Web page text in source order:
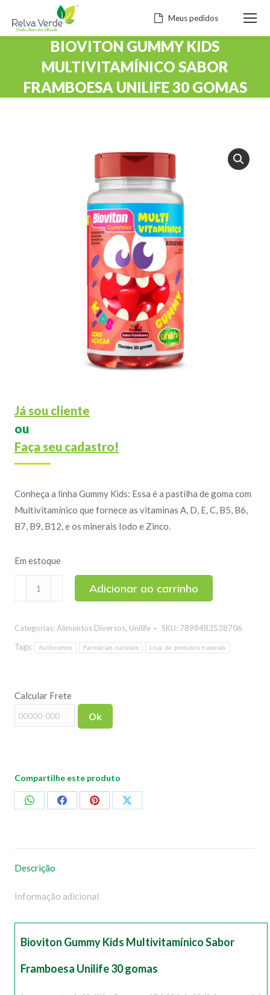
Meus pedidos
BIOVITON GUMMY KIDS
MULTIVITAMÍNICO SABOR
FRAMBOESA UNILIFE 30 GOMAS
Já sou cliente
ou
Faça seu cadastro!
Conheça a linha Gummy Kids: Essa é a pastilha de goma com
Multivitamínico que fornece as vitaminas A, D, E, C, B5, B6,
B7, B9, B12, e os minerais Iodo e Zinco.
Em estoque
Gummy
Multivitamínico
Sabor
30
gomas
quantidade
Adicionar ao carrinho
Categorias: Alimentos Diversos, Unilife SKU: 7898483538706
Tags:
Autônomos Farmácias naturais Loja de produtos naturais
Calcular Frete
Ok
Compartilhe este produto
CompartilharCompartilharCompartilharCompartilhar
Descrição
Informação adicional
Bioviton Gummy Kids Multivitamínico Sabor
Framboesa Unilife 30 gomas